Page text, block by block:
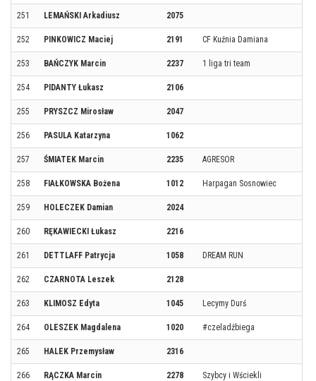
251 LEMAŃSKI Arkadiusz 2075
252 PINKOWICZ Maciej 2191 CF Kuźnia Damiana
253 BAŃCZYK Marcin 2237 1 liga tri team
254 PIDANTY Łukasz 2106
255 PRYSZCZ Mirosław 2047
256 PASULA Katarzyna 1062
257 ŚMIATEK Marcin 2235 AGRESOR
258 FIAŁKOWSKA Bożena 1012 Harpagan Sosnowiec
259 HOLECZEK Damian 2024
260 RĘKAWIECKI Łukasz 2216
261 DETTLAFF Patrycja 1058 DREAM RUN
262 CZARNOTA Leszek 2128
263 KLIMOSZ Edyta 1045 Lecymy Durś
264 OLESZEK Magdalena 1020 #czeladźbiega
265 HALEK Przemysław 2316
266 RĄCZKA Marcin 2278 Szybcy i Wściekli